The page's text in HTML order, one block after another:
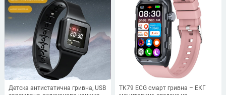
Детска антистатична гривна, USB
TK79 ECG смарт гривна – ЕКГ